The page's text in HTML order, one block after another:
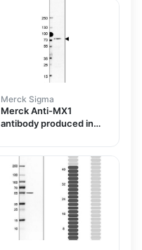
Merck Sigma
Merck Anti-MX1
antibody produced in